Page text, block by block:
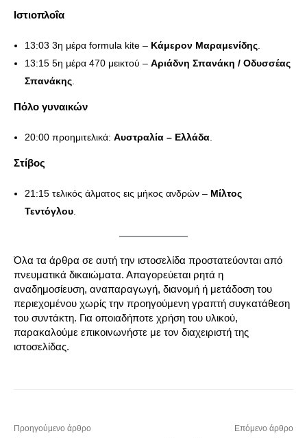
Ιστιοπλοΐα
13:03 3η μέρα formula kite – Κάμερον Μαραμενίδης.
13:15 5η μέρα 470 μεικτού – Αριάδνη Σπανάκη / Οδυσσέας
Σπανάκης.
Πόλο γυναικών
20:00 προημιτελικά: Αυστραλία – Ελλάδα.
Στίβος
21:15 τελικός άλματος εις μήκος ανδρών – Μίλτος
Τεντόγλου.
Όλα τα άρθρα σε αυτή την ιστοσελίδα προστατεύονται από
πνευματικά δικαιώματα. Απαγορεύεται ρητά η
αναδημοσίευση, αναπαραγωγή, διανομή ή μετάδοση του
περιεχομένου χωρίς την προηγούμενη γραπτή συγκατάθεση
του συντάκτη. Για οποιαδήποτε χρήση του υλικού,
παρακαλούμε επικοινωνήστε με τον διαχειριστή της
ιστοσελίδας.
Προηγούμενο άρθρο Επόμενο άρθρο